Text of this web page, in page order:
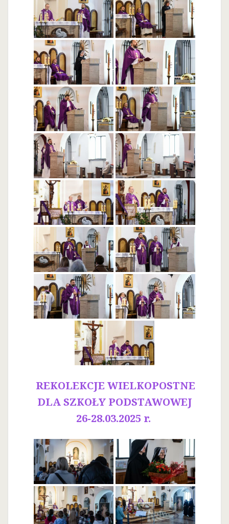
REKOLEKCJE WIELKOPOSTNE
DLA SZKOŁY PODSTAWOWEJ
26-28.03.2025 r.